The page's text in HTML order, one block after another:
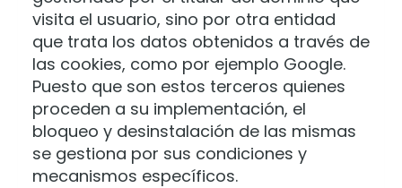
visita el usuario, sino por otra entidad
que trata los datos obtenidos a través de
las cookies, como por ejemplo Google.
Puesto que son estos terceros quienes
proceden a su implementación, el
bloqueo y desinstalación de las mismas
se gestiona por sus condiciones y
mecanismos específicos.